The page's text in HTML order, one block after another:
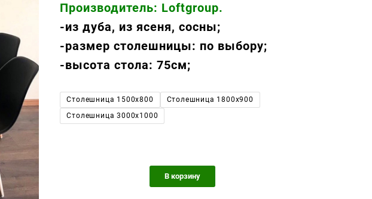
Производитель: Loftgroup.
-из дуба, из ясеня, сосны;
-размер столешницы: по выбору;
-высота стола: 75см;
Столешница 1500x800
Столешница 1800x900
Столешница 3000x1000
В корзину